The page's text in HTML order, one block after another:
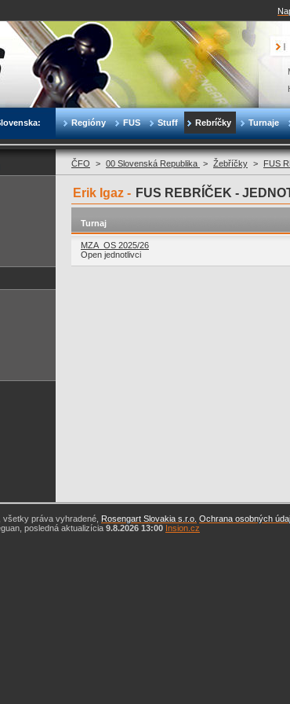
Regióny FUS Stuff Rebríčky Turnaje
ČFO > 00 Slovenská Republika > Žebříčky > FUS
Erik Igaz - FUS REBRÍČEK -
Turnaj
MZA_OS 2025/26
Open jednotlivci
práva vyhradené, Rosengart Slovakia s.r.o. Ochrana osobných
posledná aktualizícia 9.8.2026 13:00 Insion.cz